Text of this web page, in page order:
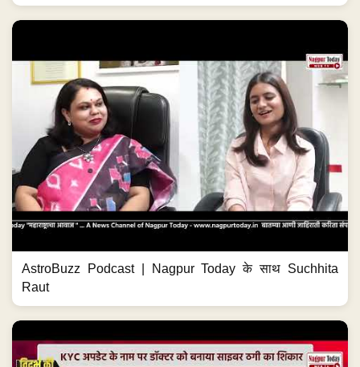
AstroBuzz Podcast | Nagpur Today के साथ Suchhita
Raut